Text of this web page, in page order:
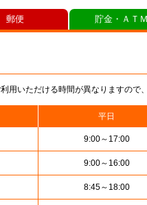
用いただける時間が異なりますので
平日
9:00～17:00
9:00～16:00
8:45～18:00
郵便 貯金・ＡＴ